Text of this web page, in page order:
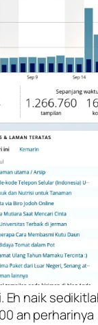
Eh naik
an perharinya